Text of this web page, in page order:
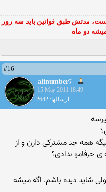
مدتش طبق قوانین باید سه روز
دو ماه
#16
alinumber7
15 May 2011 18:49
ارسالها: 2642
همه جد مشترکی دارن و از
ی حرفامو ندادی؟
شاید دیده باشم. اگه میشه